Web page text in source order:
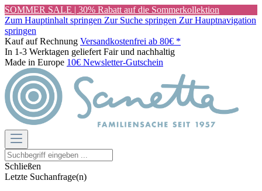
SOMMER SALE | 30% Rabatt auf die Sommerkollektion
Zum Hauptinhalt springen Zur Suche springen Zur Hauptnavigation
springen
Kauf auf Rechnung Versandkostenfrei ab 80€ *
In 1-3 Werktagen geliefert Fair und nachhaltig
Made in Europe 10€ Newsletter-Gutschein
Schließen
Letzte Suchanfrage(n)